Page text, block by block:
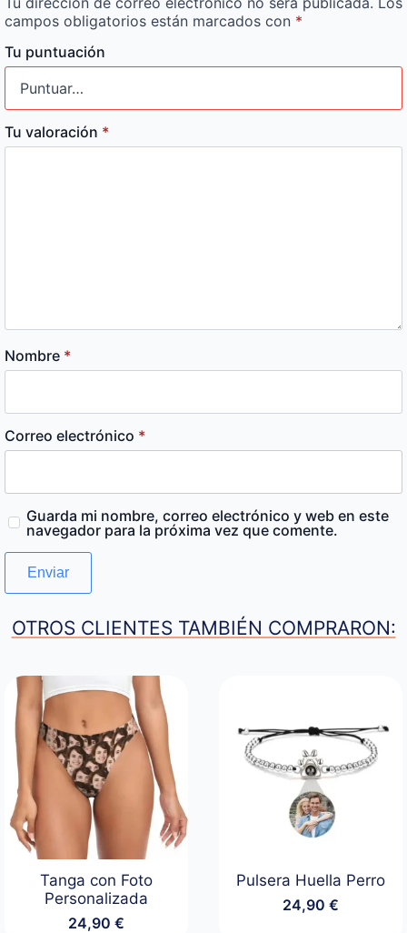
campos obligatorios están marcados con *
Tu puntuación
Tu valoración *
Nombre *
Correo electrónico *
Guarda mi nombre, correo electrónico y web en este
navegador para la próxima vez que comente.
OTROS CLIENTES TAMBIÉN COMPRARON:
Tanga con Foto
Personalizada
24,90€
Pulsera Huella Perro
24,90 €